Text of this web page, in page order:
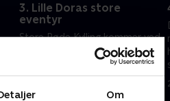
Om
3. Lille Doras store
eventyr
Store Røde Kylling kommer ved
et uheld til at krympe Dora og
Boots, og Bennys ballon mister
kontrollen.
20. december 2025 • 21 min